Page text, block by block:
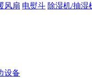
风扇 电熨斗 除湿机/抽湿
设备